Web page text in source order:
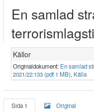
En samlad
Källor
Originaldokument: En samlad
2021/22:133 (pdf 1 MB), Källa
Sida 1 Original